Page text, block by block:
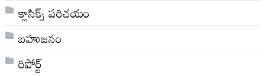
క్లాసిక్స్ ప‌రిచ‌యం
బహుజనం
రిపోర్ట్